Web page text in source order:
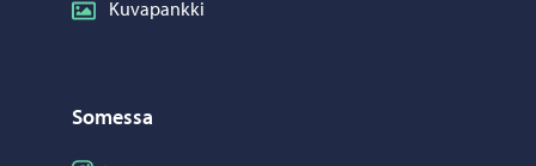
Kuvapankki
Somessa